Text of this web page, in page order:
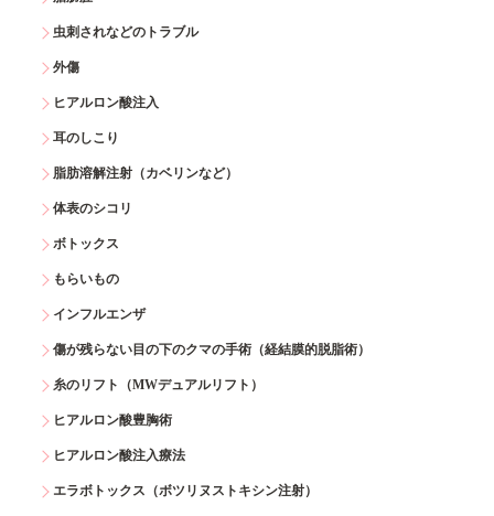
虫刺されなどのトラブル
外傷
ヒアルロン酸注入
耳のしこり
脂肪溶解注射（カベリンなど）
体表のシコリ
ボトックス
もらいもの
インフルエンザ
傷が残らない目の下のクマの手術（経結膜的脱脂術）
糸のリフト（MWデュアルリフト）
ヒアルロン酸豊胸術
ヒアルロン酸注入療法
エラボトックス（ボツリヌストキシン注射）